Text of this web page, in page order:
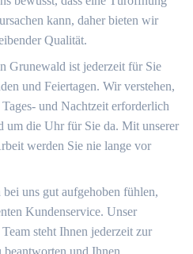
kann, daher bieten wir
Qualität.
Grunewald ist jederzeit für Sie
und Feiertagen. Wir verstehen,
und Nachtzeit erforderlich
um die Uhr für Sie da. Mit unserer
werden Sie nie lange vor
uns gut aufgehoben fühlen,
Kundenservice. Unser
steht Ihnen jederzeit zur
und Ihnen